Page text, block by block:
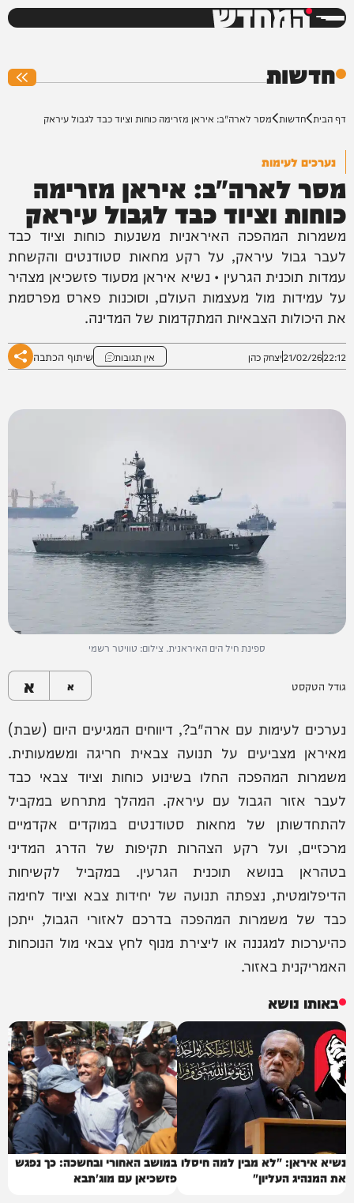
המחדש
חדשות
דף הבית חדשות מסר לארה"ב: איראן מזרימה כוחות וציוד כבד לגבול עיראק
נערכים לעימות
מסר לארה"ב: איראן מזרימה
כוחות וציוד כבד לגבול עיראק
משמרות המהפכה האיראניות משנעות כוחות וציוד כבד
לעבר גבול עיראק, על רקע מחאות סטודנטים והקשחת
עמדות תוכנית הגרעין • נשיא איראן מסעוד פזשכיאן מצהיר
על עמידות מול מעצמות העולם, וסוכנות פארס מפרסמת
את היכולות הצבאיות המתקדמות של המדינה.
22:12
21/02/26יצחק כהן אין תגובות שיתוף הכתבה
ספינת חיל הים האיראנית. צילום: טוויטר רשמי
גודל הטקסט א א
נערכים לעימות עם ארה"ב?, דיווחים המגיעים היום (שבת)
מאיראן מצביעים על תנועה צבאית חריגה ומשמעותית.
משמרות המהפכה החלו בשינוע כוחות וציוד צבאי כבד
לעבר אזור הגבול עם עיראק. המהלך מתרחש במקביל
להתחדשותן של מחאות סטודנטים במוקדים אקדמיים
מרכזיים, ועל רקע הצהרות תקיפות של הדרג המדיני
בטהראן בנושא תוכנית הגרעין. במקביל לקשיחות
הדיפלומטית, נצפתה תנועה של יחידות צבא וציוד לחימה
כבד של משמרות המהפכה בדרכם לאזורי הגבול, ייתכן
כהיערכות למגננה או ליצירת מנוף לחץ צבאי מול הנוכחות
האמריקנית באזור.
באותו נושא
נשיא איראן: "לא מבין למה חיסלו
את המנהיג העליון"
במושב האחורי ובחשכה: כך נפגש
פזשכיאן עם מוג'תבא